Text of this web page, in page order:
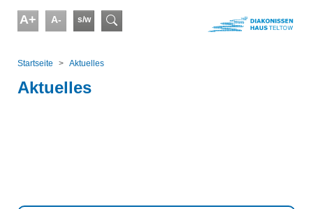
A+ A- s/w Suchformular
Startseite
Aktuelles
Aktuelles